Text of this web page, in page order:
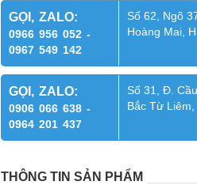
GỌI, ZALO:
0966 956 052 -
0967 549 142
Số 62, Ngõ
Hoàng Mai,
GỌI, ZALO:
0906 066 638 -
0964 201 437
Số 31, Đ.
Bắc Từ
THÔNG TIN SẢN PHẨM